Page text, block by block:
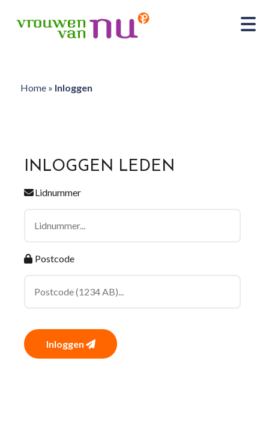
Home» Inloggen
INLOGGEN LEDEN
Lidnummer
Postcode
Inloggen